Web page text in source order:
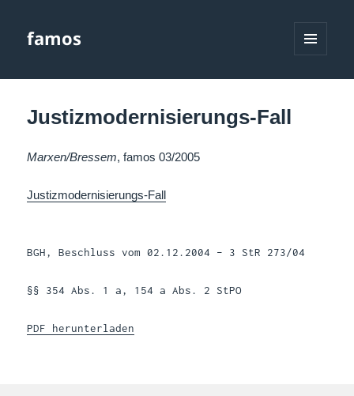
famos
Justizmodernisierungs-Fall
Marxen/Bressem, famos 03/2005
Justizmodernisierungs-Fall
BGH, Beschluss vom 02.12.2004 – 3 StR 273/04
§§ 354 Abs. 1 a, 154 a Abs. 2 StPO
PDF herunterladen